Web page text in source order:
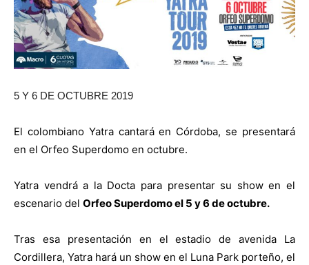
5 Y 6 DE OCTUBRE 2019
El colombiano Yatra cantará en Córdoba, se presentará
en el Orfeo Superdomo en octubre.
Yatra vendrá a la Docta para presentar su show en el
escenario del Orfeo Superdomo el 5 y 6 de octubre.
Tras esa presentación en el estadio de avenida La
Cordillera, Yatra hará un show en el Luna Park porteño, el